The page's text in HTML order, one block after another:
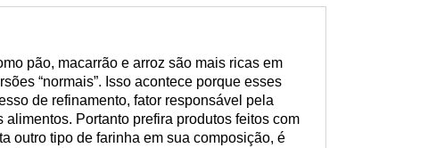
pão, macarrão e arroz são mais ricas em
“normais”. Isso acontece porque esses
de refinamento, fator responsável pela
Portanto prefira produtos feitos com
outro tipo de farinha em sua composição, é